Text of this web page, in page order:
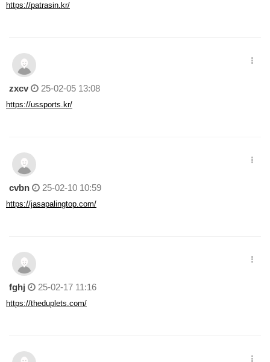
https://patrasin.kr/
zxcv 25-02-05 13:08
https://ussports.kr/
cvbn 25-02-10 10:59
https://jasapalingtop.com/
fghj 25-02-17 11:16
https://theduplets.com/